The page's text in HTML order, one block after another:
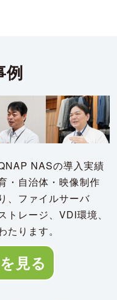
例
NASの導入実績
・自治体・映像制作
、ファイルサーバ
レージ、VDI環境、
ります。
見る